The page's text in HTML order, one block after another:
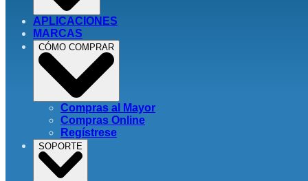
APLICACIONES
MARCAS
CÓMO COMPRAR
Compras al Mayor
Compras Online
Regístrese
SOPORTE